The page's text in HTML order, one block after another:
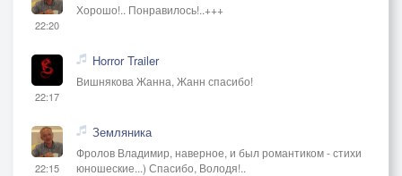
22:20
Хорошо!.. Понравилось!..+++
22:17
Horror Trailer
Вишнякова Жанна, Жанн спасибо!
22:15
Земляника
Фролов Владимир, наверное, и был романтиком - стихи
юношеские...) Спасибо, Володя!..